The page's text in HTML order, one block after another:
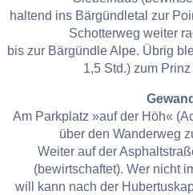
haltend ins Bärgündletal zur
Schotterweg weiter
bis zur Bärgündle Alpe. Übrig
1,5 Std.) zum
Am Parkplatz »auf der Höh«
über den Wanderweg
Weiter auf der
(bewirtschaftet). Wer nicht
will kann nach der